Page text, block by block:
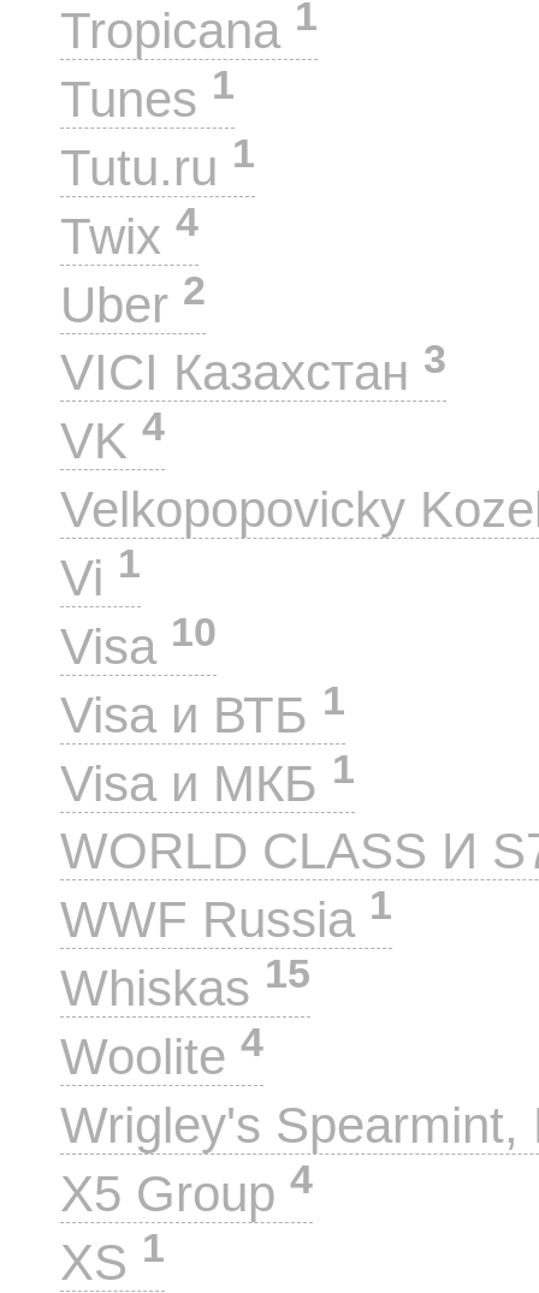
Tropicana 1
Tunes 1
Tutu.ru 1
Twix 4
Uber 2
VICI Казахстан 3
VK 4
Velkopopovicky
Vi 1
Visa 10
Visa и ВТБ 1
Visa и МКБ 1
WORLD CLASS И
WWF Russia 1
Whiskas 15
Woolite 4
Wrigley's
X5 Group 4
XS 1